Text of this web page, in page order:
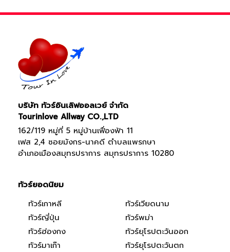
บริษัท ทัวร์อินเลิฟออลเวย์ จำกัด
Tourinlove Allway CO.,LTD
162/119 หมู่ที่ 5 หมู่บ้านเฟื่องฟ้า 11
เฟส 2,4 ซอยมังกร-นาคดี ตำบลแพรกษา
อำเภอเมืองสมุทรปราการ สมุทรปราการ 10280
ทัวร์ยอดนิยม
ทัวร์เกาหลี
ทัวร์ญี่ปุ่น
ทัวร์ฮ่องกง
ทัวร์มาเก๊า
ทัวร์เวียดนาม
ทัวร์พม่า
ทัวร์ยุโรปตะวันออก
ทัวร์ยุโรปตะวันตก